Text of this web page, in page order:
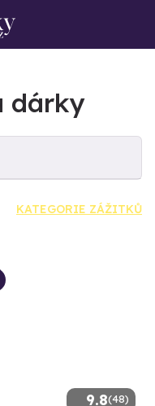
dárky
KATEGORIE ZÁŽITKŮ
9.8(48)